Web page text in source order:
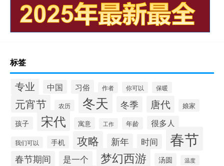
标签
专业 中国 习俗 作者 你可以 保暖
元宵节 农历 冬天 冬季 唐代 娘家
孩子 宋代 寓意 工作 年龄 很多人
我们可以 手机 攻略 新年 时间 春节
春节期间 是一个 梦幻西游 汤圆 温度